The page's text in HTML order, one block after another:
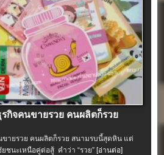
รกิจคนขายรวย คนผลิตก็รวย
ขายรวย คนผลิตก็รวย สนามรบนี้สุดหิน แต่
ชนะเหนือคู่ต่อสู้ คำว่า “รวย” [อ่านต่อ]